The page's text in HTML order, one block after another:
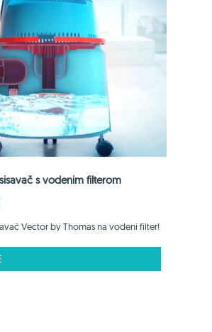
s vodenim filterom
Vector by Thomas na vodeni filter!